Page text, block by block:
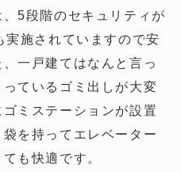
5段階のセキュリティが
施されていますので安
一戸建てはなんと言っ
ているゴミ出しが大変
ミステーションが設置
を持ってエレベーター
も快適です。